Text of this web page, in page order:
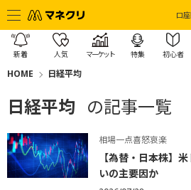
口
新着 人気 マーケット 特集 初心者
HOME 日経平均
日経平均 の記事一覧
相場一点喜怒哀楽
【為替・日本株】
いの主要因か